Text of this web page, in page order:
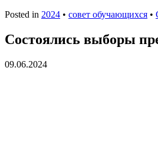
Posted in 2024 • совет обучающихся •
Состоялись выборы
09.06.2024